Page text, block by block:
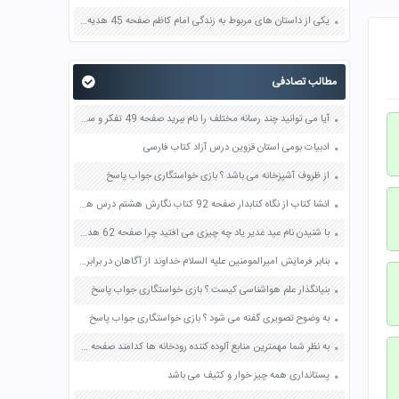
یکی از داستان های مربوط به زندگی امام کاظم صفحه 45 هدیه های آسمان چهارم
مطالب تصادفی
آیا می توانید چند رسانه مختلف را نام ببرید صفحه 49 تفکر و سبک زندگی هشتم
ادبیات بومی استان قزوین درس آزاد کتاب فارسی
از ظروف آشپزخانه می باشد ؟ بازی خواستگاری جواب پاسخ
انشا کتاب از نگاه کتابدار صفحه 92 کتاب نگارش هشتم درس هشتم
با شنیدن نام عید غدیر یاد چه چیزی می افتید چرا صفحه 62 هدیه های آسمان پنجم
بنابر فرمایش امیرالمومنین علیه السلام خداوند از آگاهان در برابر شکم بارگی ستمگران چه عهد و پیمانی گرفته است؟ صفحه 78 پیام های آسمان هفتم
بنیانگذار علم هواشناسی کیست ؟ بازی خواستگاری جواب پاسخ
به وضوح تصویری گفته می شود ؟ بازی خواستگاری جواب پاسخ
به نظر شما مهمترین منابع آلوده کننده رودخانه ها کدامند صفحه 51 علوم هفتم
پستانداری همه چیز خوار و کثیف می باشد